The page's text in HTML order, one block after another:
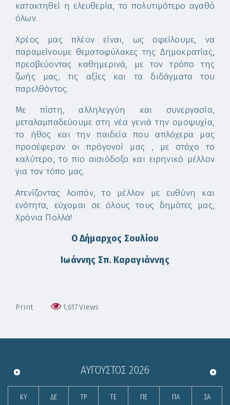
κατακτηθεί η ελευθερία, το πολυτιμότερο αγαθό
όλων.
Χρέος μας πλέον είναι, ως οφείλουμε, να
παραμείνουμε θεματοφύλακες της Δημοκρατίας,
πρεσβεύοντας καθημερινά, με τον τρόπο της
ζωής μας, τις αξίες και τα διδάγματα του
παρελθόντος.
Με πίστη, αλληλεγγύη και συνεργασία,
μεταλαμπαδεύουμε στη νέα γενιά την ομοψυχία,
το ήθος και την παιδεία που απλόχερα μας
προσέφεραν οι πρόγονοί μας , με στόχο το
καλύτερο, το πιο αισιόδοξο και ειρηνικό μέλλον
για τον τόπο μας.
Ατενίζοντας λοιπόν, το μέλλον με ευθύνη και
ενότητα, εύχομαι σε όλους τους δημότες μας,
Χρόνια Πολλά!
Ο Δήμαρχος Σουλίου
Ιωάννης Σπ. Καραγιάννης
Print 1,617Views
ΑΎΓΟΥΣΤΟΣ 2026
ΚΥ ΔΕ ΤΡ ΤΕ ΠΕ ΠΑ ΣΑ